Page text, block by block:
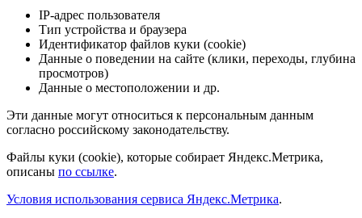
IP-адрес пользователя
Тип устройства и браузера
Идентификатор файлов куки (cookie)
Данные о поведении на сайте (клики, переходы, глубина
просмотров)
Данные о местоположении и др.
Эти данные могут относиться к персональным данным
согласно российскому законодательству.
Файлы куки (cookie), которые собирает Яндекс.Метрика,
описаны по ссылке.
Условия использования сервиса Яндекс.Метрика.